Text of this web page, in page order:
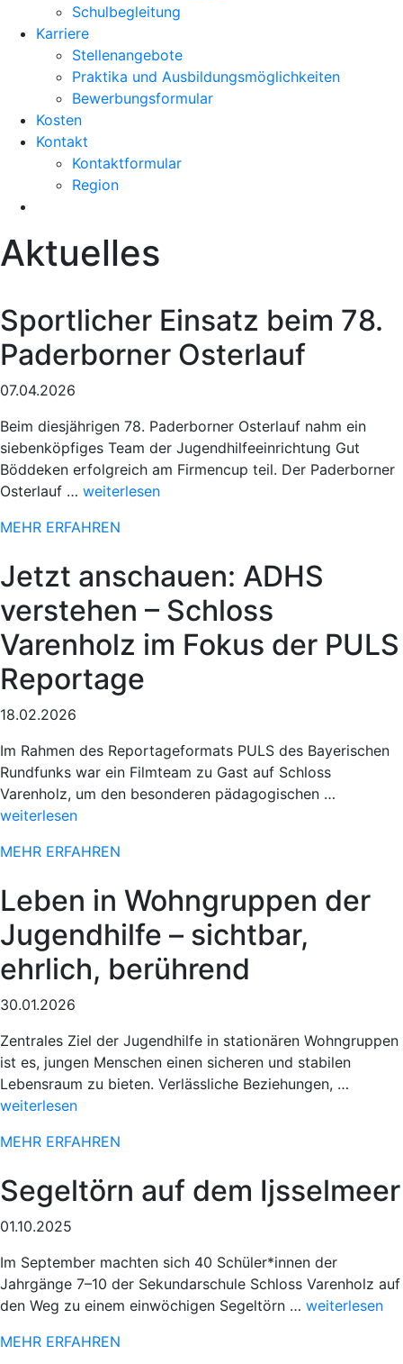
Schulbegleitung
Karriere
Stellenangebote
Praktika und Ausbildungsmöglichkeiten
Bewerbungsformular
Kosten
Kontakt
Kontaktformular
Region
Aktuelles
Sportlicher Einsatz beim 78.
Paderborner Osterlauf
07.04.2026
Beim diesjährigen 78. Paderborner Osterlauf nahm ein
siebenköpfiges Team der Jugendhilfeeinrichtung Gut
Böddeken erfolgreich am Firmencup teil. Der Paderborner
Osterlauf … „Sportlicher
beim
Paderborner
Osterlauf“
weiterlesen
MEHR ERFAHREN
Jetzt anschauen: ADHS
verstehen – Schloss
Varenholz im Fokus der PULS
Reportage
18.02.2026
Im Rahmen des Reportageformats PULS des Bayerischen
Rundfunks war ein Filmteam zu Gast auf Schloss
Varenholz, um den besonderen pädagogischen …
Osterlauf“
weiterlesen
MEHR ERFAHREN
Leben in Wohngruppen der
Jugendhilfe – sichtbar,
ehrlich, berührend
30.01.2026
Zentrales Ziel der Jugendhilfe in stationären Wohngruppen
ist es, jungen Menschen einen sicheren und stabilen
Lebensraum zu bieten. Verlässliche Beziehungen, …
weiterlesen
MEHR ERFAHREN
Segeltörn auf dem Ijsselmeer
01.10.2025
Im September machten sich 40 Schüler*innen der
Jahrgänge 7–10 der Sekundarschule Schloss Varenholz auf
den Weg zu einem einwöchigen Segeltörn … „Sportlicher
weiterlesen
MEHR ERFAHREN